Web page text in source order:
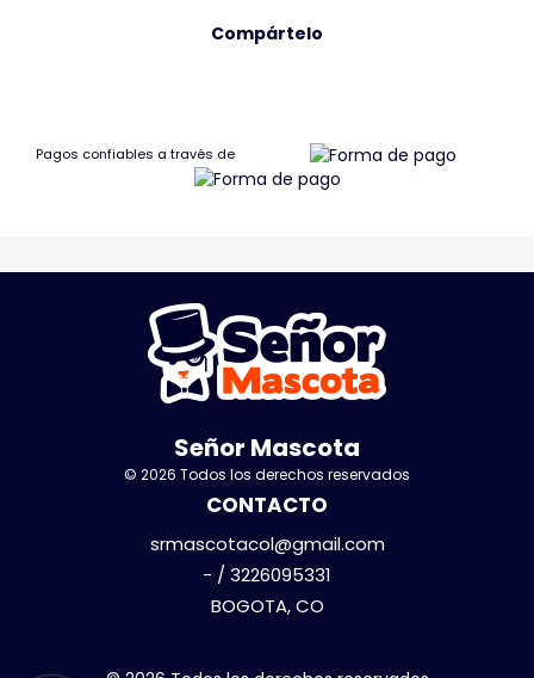
Compártelo
Pagos confiables a través de
Señor Mascota
© 2026 Todos los derechos reservados
CONTACTO
srmascotacol@gmail.com
- / 3226095331
BOGOTA, CO